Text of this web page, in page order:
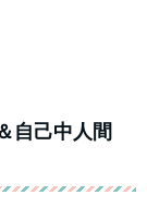
自己中人間